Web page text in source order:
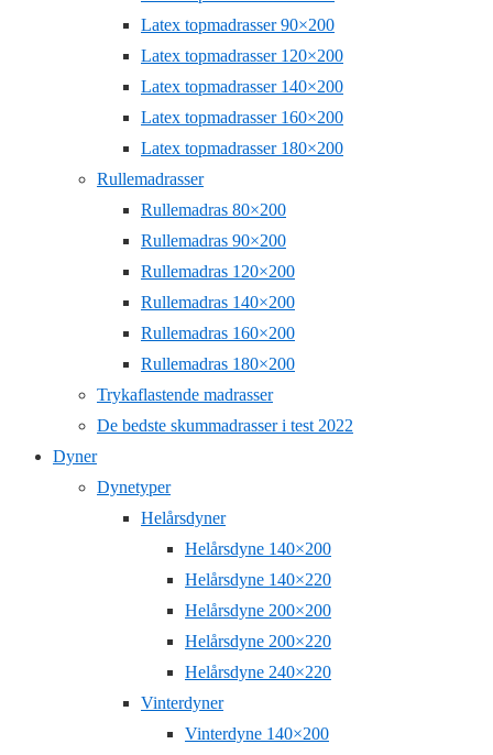
Latex topmadrasser 90×200
Latex topmadrasser 120×200
Latex topmadrasser 140×200
Latex topmadrasser 160×200
Latex topmadrasser 180×200
Rullemadrasser
Rullemadras 80×200
Rullemadras 90×200
Rullemadras 120×200
Rullemadras 140×200
Rullemadras 160×200
Rullemadras 180×200
Trykaflastende madrasser
De bedste skummadrasser i test 2022
Dyner
Dynetyper
Helårsdyner
Helårsdyne 140×200
Helårsdyne 140×220
Helårsdyne 200×200
Helårsdyne 200×220
Helårsdyne 240×220
Vinterdyner
Vinterdyne 140×200